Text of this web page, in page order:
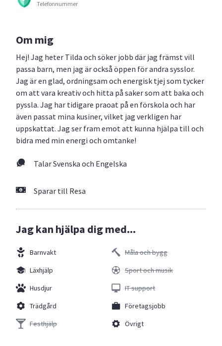
Telefonnummer
Om mig
Hej! Jag heter Tilda och söker jobb där jag främst vill
passa barn, men jag är också öppen för andra sysslor.
Jag är en glad, ordningsam och energisk tjej som tycker
om att vara kreativ och hitta på saker som att baka och
pyssla. Jag har tidigare praoat på en förskola och har
även passat mina kusiner, vilket jag verkligen har
uppskattat. Jag ser fram emot att kunna hjälpa till och
bidra med min energi och omtanke!
Talar Svenska och Engelska
Sparar till Resa
Jag kan hjälpa dig med...
Barnvakt
Läxhjälp
Husdjur
Trädgård
Festhjälp
Måla och bygg
Sport och musik
IT support
Företagsjobb
Övrigt